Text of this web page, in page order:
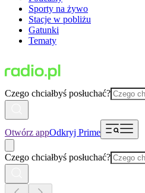
Sporty na żywo
Stacje w pobliżu
Gatunki
Tematy
Czego chciałbyś posłuchać?
Otwórz appOdkryj Prime
Czego chciałbyś posłuchać?